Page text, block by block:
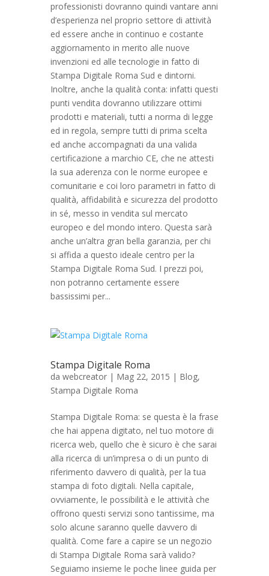
professionisti dovranno quindi vantare anni
d’esperienza nel proprio settore di attività
ed essere anche in continuo e costante
aggiornamento in merito alle nuove
invenzioni ed alle tecnologie in fatto di
Stampa Digitale Roma Sud e dintorni.
Inoltre, anche la qualità conta: infatti questi
punti vendita dovranno utilizzare ottimi
prodotti e materiali, tutti a norma di legge
ed in regola, sempre tutti di prima scelta
ed anche accompagnati da una valida
certificazione a marchio CE, che ne attesti
la sua aderenza con le norme europee e
comunitarie e coi loro parametri in fatto di
qualità, affidabilità e sicurezza del prodotto
in sé, messo in vendita sul mercato
europeo e del mondo intero. Questa sarà
anche un’altra gran bella garanzia, per chi
si affida a questo ideale centro per la
Stampa Digitale Roma Sud. I prezzi poi,
non potranno certamente essere
bassissimi per...
Stampa Digitale Roma
da webcreator | Mag 22, 2015 | Blog,
Stampa Digitale Roma
Stampa Digitale Roma: se questa è la frase
che hai appena digitato, nel tuo motore di
ricerca web, quello che è sicuro è che sarai
alla ricerca di un’impresa o di un punto di
riferimento davvero di qualità, per la tua
stampa di foto digitali. Nella capitale,
ovviamente, le possibilità e le attività che
offrono questi servizi sono tantissime, ma
solo alcune saranno quelle davvero di
qualità. Come fare a capire se un negozio
di Stampa Digitale Roma sarà valido?
Seguiamo insieme le poche linee guida per